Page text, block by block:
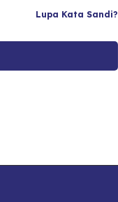
Lupa Kata Sandi?